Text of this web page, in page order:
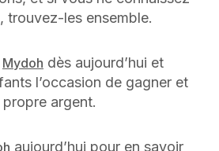
trouvez-les ensemble.
Mydoh dès aujourd’hui et
l’occasion de gagner et
argent.
aujourd’hui pour en savoir